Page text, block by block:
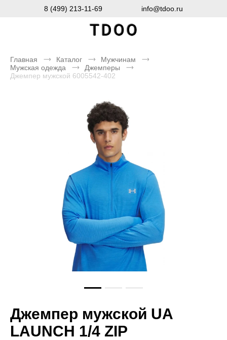
8 (499) 213-11-69 info@tdoo.ru
Главная Каталог
Мужчинам
Мужская одежда
Джемперы
Джемпер мужской 6005542-402
Джемпер мужской UA
LAUNCH 1/4 ZIP